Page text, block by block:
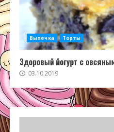
Выпечка Торты
Здоровый йогурт с
03.10.2019